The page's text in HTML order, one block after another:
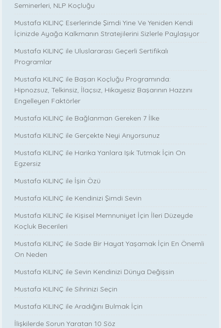
Seminerleri, NLP Koçluğu
Mustafa KILINÇ Eserlerinde Şimdi Yine Ve Yeniden Kendi
İçinizde Ayağa Kalkmanın Stratejilerini Sizlerle Paylaşıyor
Mustafa KILINÇ ile Uluslararası Geçerli Sertifikalı
Programlar
Mustafa KILINÇ ile Başarı Koçluğu Programında:
Hipnozsuz, Telkinsiz, İlaçsız, Hikayesiz Başarının Hazzını
Engelleyen Faktörler
Mustafa KILINÇ ile Bağlanman Gereken 7 İlke
Mustafa KILINÇ ile Gerçekte Neyi Arıyorsunuz
Mustafa KILINÇ ile Harika Yanlara Işık Tutmak İçin On
Egzersiz
Mustafa KILINÇ ile İşin Özü
Mustafa KILINÇ ile Kendinizi Şimdi Sevin
Mustafa KILINÇ ile Kişisel Memnuniyet İçin İleri Düzeyde
Koçluk Becerileri
Mustafa KILINÇ ile Sade Bir Hayat Yaşamak İçin En Önemli
On Neden
Mustafa KILINÇ ile Sevin Kendinizi Dünya Değişsin
Mustafa KILINÇ ile Sihrinizi Seçin
Mustafa KILINÇ ile Aradığını Bulmak İçin
İlişkilerde Sorun Yaratan 10 Söz